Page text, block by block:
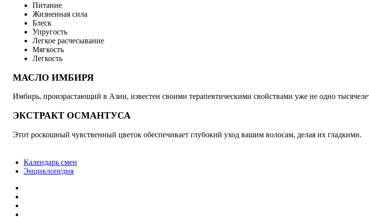
Питание
Жизненная сила
Блеск
Упругость
Легкое расчесывание
Мягкость
Легкость
МАСЛО ИМБИРЯ
Имбирь, произрастающий в Азии, известен своими терапевтическими свойствами уже не одно
ЭКСТРАКТ ОСМАНТУСА
Этот роскошный чувственный цветок обеспечивает глубокий уход вашим волосам, делая их гладкими.
Календарь смен
Энциклопедия